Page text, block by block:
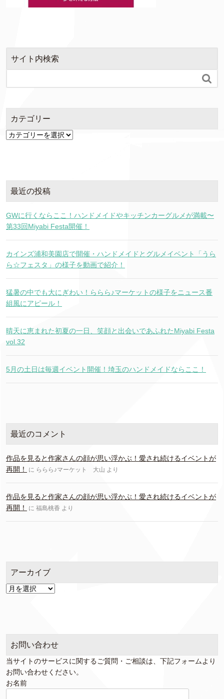
サイト内検索

カテゴリー
カ
最近の投稿
GWに行くならここ！ハンドメイドやキッチンカーグルメが満載〜
第33回Miyabi Festa開催！
カインズ浦和美園店で開催・ハンドメイドとグルメイベント「うら
ら☆フェスタ」の様子を動画で紹介！
猛暑の中でも大にぎわい！ららら♪マーケットの様子をニュース番
組風にアピール！
晴天に恵まれた初夏の一日、笑顔と出会いであふれたMiyabi Festa
vol.32
5月の土日は毎週イベント開催！埼玉のハンドメイドならここ！
最近のコメント
作品を見ると作家さんの顔が思い浮かぶ！愛され続けるイベントが
再開！
に ららら♪マーケット 大山 より
作品を見ると作家さんの顔が思い浮かぶ！愛され続けるイベントが
再開！
に 福島桃香 より
アーカイブ
ア
お問い合わせ
当サイトのサービスに関するご質問・ご相談は、下記フォームより
お問い合わせください。
お名前